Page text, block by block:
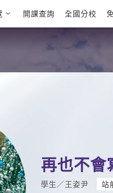
TOEIC 多益課程
IELTS 雅思課程
開課查詢 全國分校
再也不會
學生／王姿尹 站